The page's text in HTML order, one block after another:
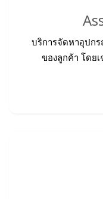
บริการจัดหาอุปก
ของลูกค้า โดย